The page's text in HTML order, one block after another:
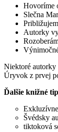
Hovoríme
Slečna
Autorky
Niektoré autorky
Úryvok z prvej
Ďalšie knižné
Švédsky
tiktoková